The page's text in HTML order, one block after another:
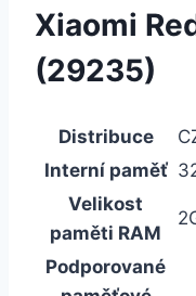
Xiaomi
(29235)
Distribuce
Interní paměť
Velikost
paměti RAM
Podporované